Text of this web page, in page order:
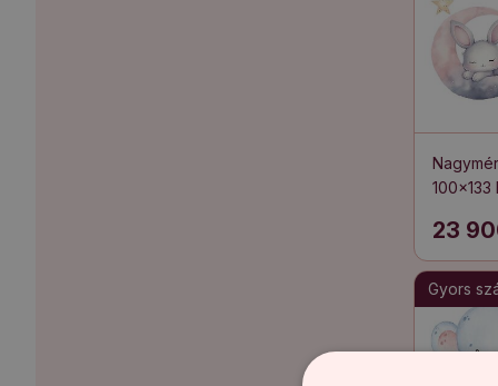
100x133
23
Gyors